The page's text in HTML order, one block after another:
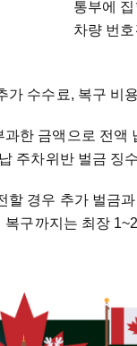
통부에
차량 번
가 수수료, 복구 비
한 금액으로 전액
주차위반 벌금 징
할 경우 추가 벌금
구까지는 최장